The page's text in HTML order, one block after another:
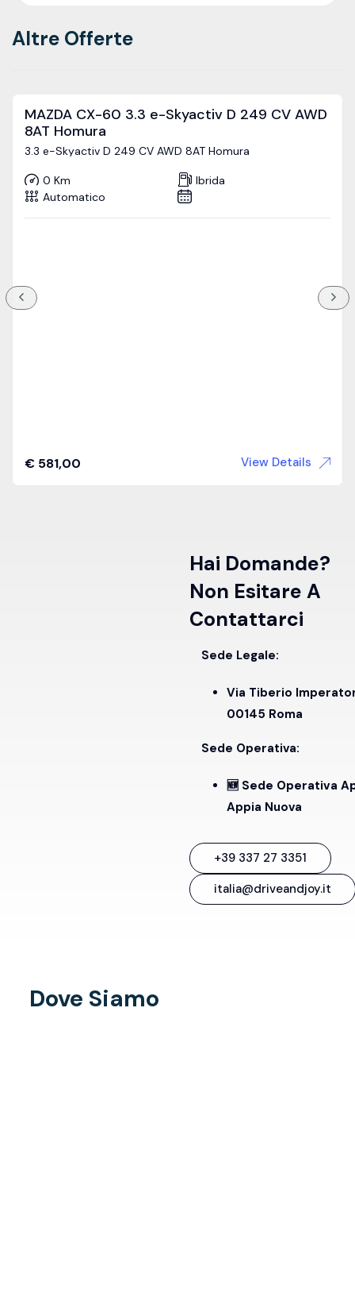
Altre Offerte
MAZDA CX-60 3.3 e-Skyactiv D 249 CV AWD
8AT Homura
3.3 e-Skyactiv D 249 CV AWD 8AT Homura
0 Km
Ibrida
Automatico
€ 581,00 View Details
Hai Domande?
Non Esitare A
Contattarci
Sede Legale:
Via Tiberio
00145 Roma
Sede Operativa:
🆕 Sede Operativa
Appia Nuova
+39 337 27 3351
italia@driveandjoy.it
Dove Siamo